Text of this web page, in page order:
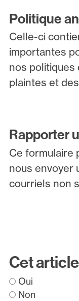
Politique
Celle-ci
importantes
nos politiques
plaintes et
Rapporter
Ce formulaire
nous envoyer
courriels non
Cet
Oui
Non